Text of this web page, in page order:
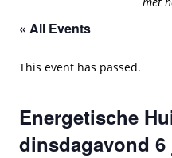
« All Events
This event has passed.
Energetische
dinsdagavond 6